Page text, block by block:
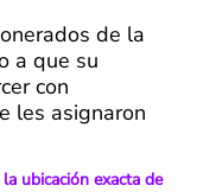
de la
a que su
con
les asignaron
ubicación exacta de